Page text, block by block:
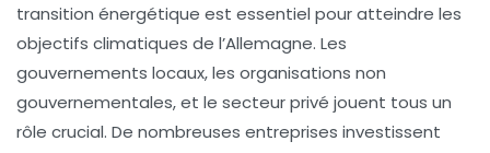
transition énergétique est essentiel pour atteindre les
objectifs climatiques de l’Allemagne. Les
gouvernements locaux, les organisations non
gouvernementales, et le secteur privé jouent tous un
rôle crucial. De nombreuses entreprises investissent